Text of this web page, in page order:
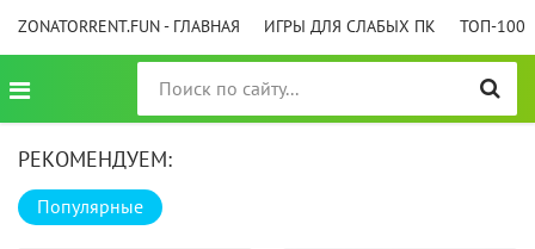
ZONATORRENT.FUN - ГЛАВНАЯ ИГРЫ ДЛЯ СЛАБЫХ ПК ТОП-100
РЕКОМЕНДУЕМ:
Популярные